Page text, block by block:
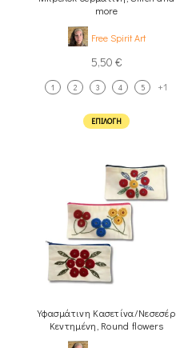
more
Free Spirit Art
5,50 €
1 2 3 4 5 +1
ΕΠΙΛΟΓΉ
Υφασμάτινη Κασετίνα/Νεσεσέρ
Κεντημένη, Round flowers